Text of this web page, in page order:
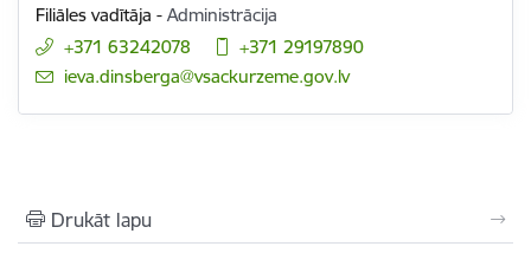
Filiāles vadītāja -Administrācija
+371 63242078
+371 29197890
E-pasts:
ieva.dinsberga@vsackurzeme.gov.lv
Drukāt lapu